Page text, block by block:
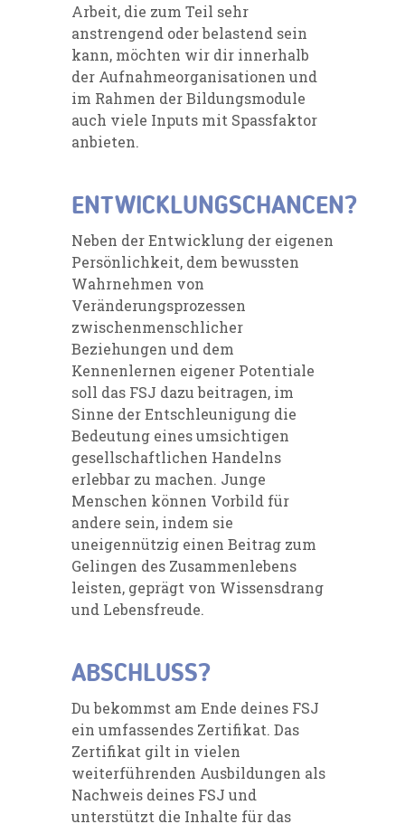
Arbeit, die zum Teil sehr
anstrengend oder belastend sein
kann, möchten wir dir innerhalb
der Aufnahmeorganisationen und
im Rahmen der Bildungsmodule
auch viele Inputs mit Spassfaktor
anbieten.
ENTWICKLUNGSCHANCEN?
Neben der Entwicklung der eigenen
Persönlichkeit, dem bewussten
Wahrnehmen von
Veränderungsprozessen
zwischenmenschlicher
Beziehungen und dem
Kennenlernen eigener Potentiale
soll das FSJ dazu beitragen, im
Sinne der Entschleunigung die
Bedeutung eines umsichtigen
gesellschaftlichen Handelns
erlebbar zu machen. Junge
Menschen können Vorbild für
andere sein, indem sie
uneigennützig einen Beitrag zum
Gelingen des Zusammenlebens
leisten, geprägt von Wissensdrang
und Lebensfreude.
ABSCHLUSS?
Du bekommst am Ende deines FSJ
ein umfassendes Zertifikat. Das
Zertifikat gilt in vielen
weiterführenden Ausbildungen als
Nachweis deines FSJ und
unterstützt die Inhalte für das